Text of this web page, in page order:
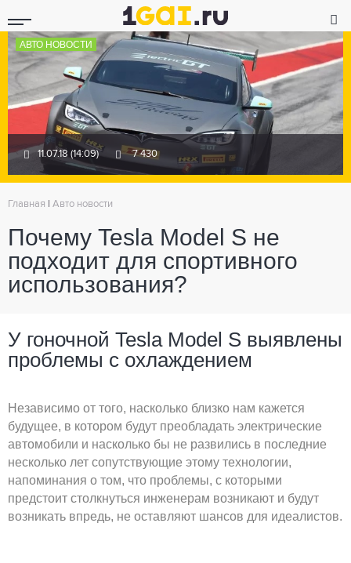
АВТО НОВОСТИ
11.07.18 (14:09) 7 430
Главная Авто новости
Почему Tesla Model S не
подходит для спортивного
использования?
У гоночной Tesla Model S выявлены
проблемы с охлаждением
Независимо от того, насколько близко нам кажется
будущее, в котором будут преобладать электрические
автомобили и насколько бы не развились в последние
несколько лет сопутствующие этому технологии,
напоминания о том, что проблемы, с которыми
предстоит столкнуться инженерам возникают и будут
возникать впредь, не оставляют шансов для идеалистов.